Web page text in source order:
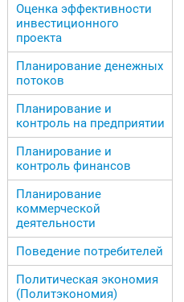
Оценка эффективности
инвестиционного
проекта
Планирование денежных
потоков
Планирование и
контроль на предприятии
Планирование и
контроль финансов
Планирование
коммерческой
деятельности
Поведение потребителей
Политическая экономия
(Политэкономия)